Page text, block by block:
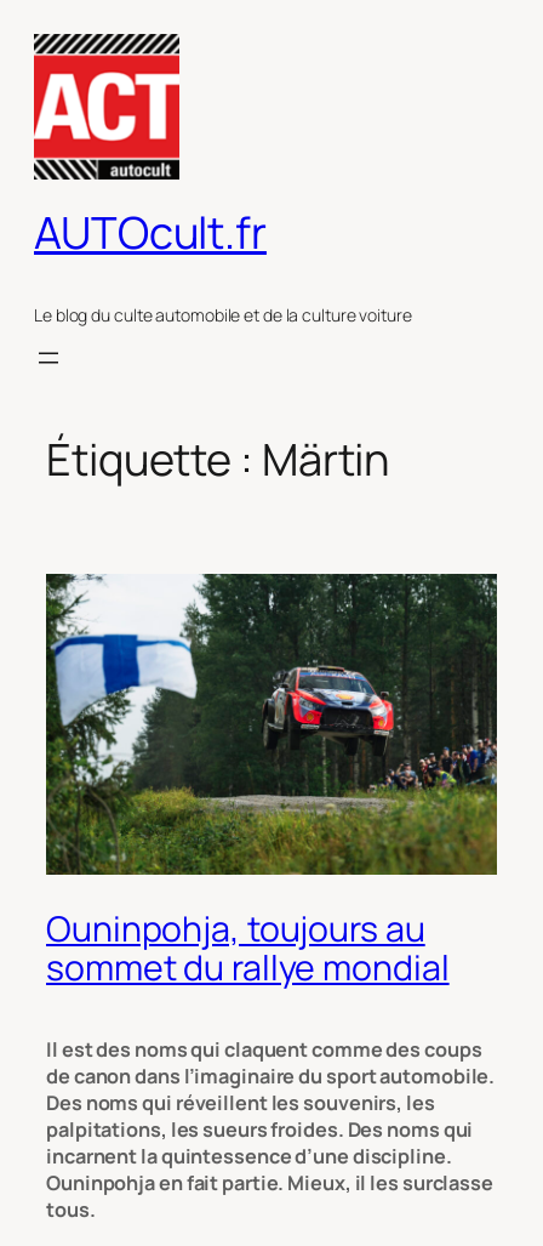
contenu
AUTOcult.fr
Le blog du culte automobile et de la culture voiture
Étiquette : Märtin
Ouninpohja, toujours au
sommet du rallye mondial
Il est des noms qui claquent comme des coups
de canon dans l’imaginaire du sport automobile.
Des noms qui réveillent les souvenirs, les
palpitations, les sueurs froides. Des noms qui
incarnent la quintessence d’une discipline.
Ouninpohja en fait partie. Mieux, il les surclasse
tous.